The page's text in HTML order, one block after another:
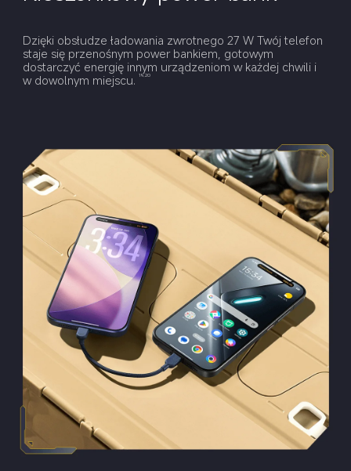
Dzięki obsłudze ładowania zwrotnego 27 W Twój telefon
staje się przenośnym power bankiem, gotowym
dostarczyć energię innym urządzeniom w każdej chwili i
w dowolnym miejscu.
19,20